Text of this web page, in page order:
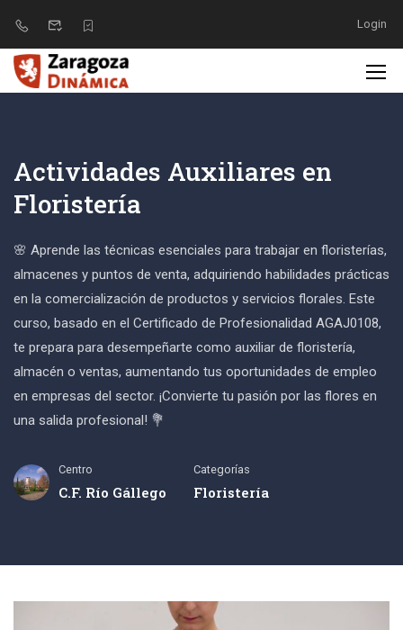
Login
Actividades Auxiliares en
Floristería
🌸 Aprende las técnicas esenciales para trabajar en floristerías,
almacenes y puntos de venta, adquiriendo habilidades prácticas
en la comercialización de productos y servicios florales. Este
curso, basado en el Certificado de Profesionalidad AGAJ0108,
te prepara para desempeñarte como auxiliar de floristería,
almacén o ventas, aumentando tus oportunidades de empleo
en empresas del sector. ¡Convierte tu pasión por las flores en
una salida profesional! 💐
Centro
C.F. Río Gállego
Categorías
Floristería